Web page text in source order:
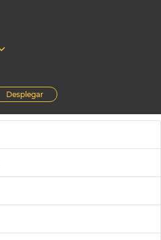
Desplegar